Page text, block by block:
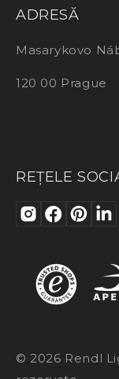
ADRESĂ
Masarykovo
120 00 Prague
REȚELE
© 2026 Rendl